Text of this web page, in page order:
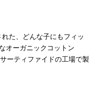
た、どんな子にもフィッ
オーガニックコットン
ーティファイドの工場で製